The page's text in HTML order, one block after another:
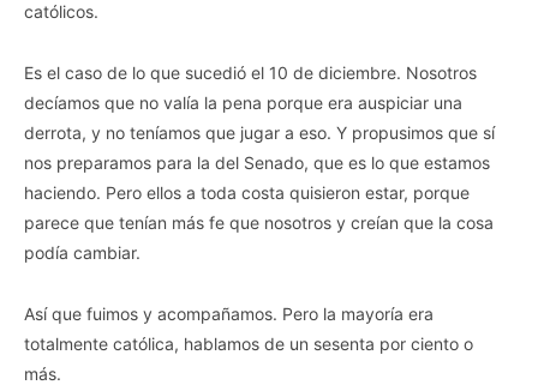
católicos.
Es el caso de lo que sucedió el 10 de diciembre. Nosotros
decíamos que no valía la pena porque era auspiciar una
derrota, y no teníamos que jugar a eso. Y propusimos que sí
nos preparamos para la del Senado, que es lo que estamos
haciendo. Pero ellos a toda costa quisieron estar, porque
parece que tenían más fe que nosotros y creían que la cosa
podía cambiar.
Así que fuimos y acompañamos. Pero la mayoría era
totalmente católica, hablamos de un sesenta por ciento o
más.